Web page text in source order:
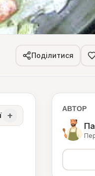
Поділитися
+
АВТОР